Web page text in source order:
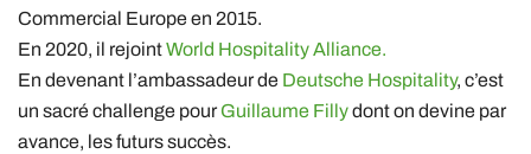
Commercial Europe en 2015.
En 2020, il rejointWorld Hospitality Alliance.
En devenant l’ambassadeur de Deutsche Hospitality, c’est
un sacré challenge pour Guillaume Fillydont on devine par
avance, les futurs succès.